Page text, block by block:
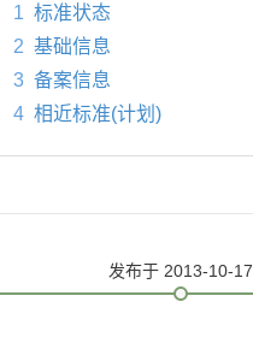
1 标准状态
2 基础信息
3 备案信息
4 相近标准(计划)
发布于 2013-10-17